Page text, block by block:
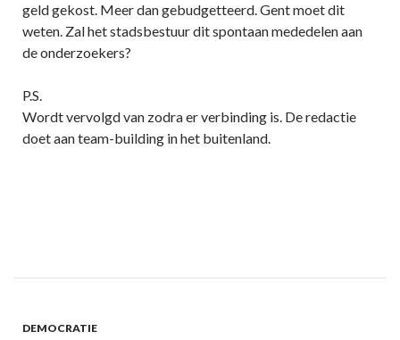
geld gekost. Meer dan gebudgetteerd. Gent moet dit
weten. Zal het stadsbestuur dit spontaan mededelen aan
de onderzoekers?
P.S.
Wordt vervolgd van zodra er verbinding is. De redactie
doet aan team-building in het buitenland.
DEMOCRATIE